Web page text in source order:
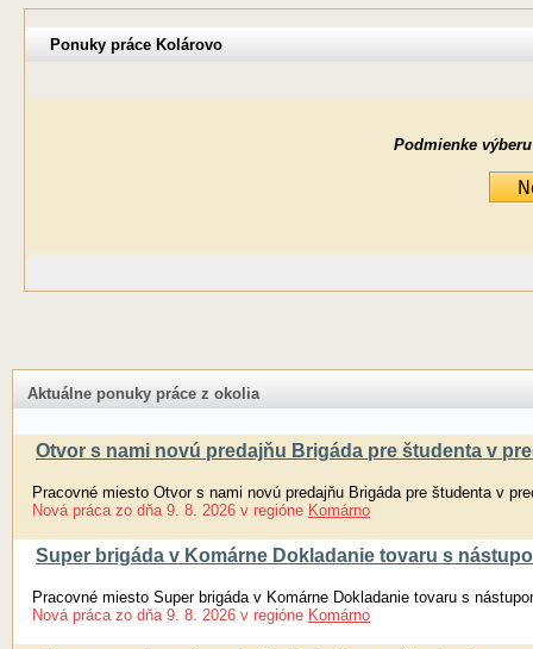
Ponuky práce Kolárovo
Podmienke výberu
Aktuálne ponuky práce z okolia
Otvor s nami novú predajňu Brigáda pre študenta v
Pracovné miesto Otvor s nami novú predajňu Brigáda pre študenta v
Nová práca zo dňa 9. 8. 2026 v regióne Komárno
Super brigáda v Komárne Dokladanie tovaru s
Pracovné miesto Super brigáda v Komárne Dokladanie tovaru s
Nová práca zo dňa 9. 8. 2026 v regióne Komárno